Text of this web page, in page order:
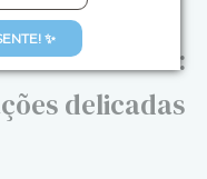
✨
de Nariz:
delicadas